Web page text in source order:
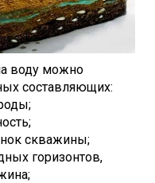
воду можно
составляющих:
скважины;
горизонтов,